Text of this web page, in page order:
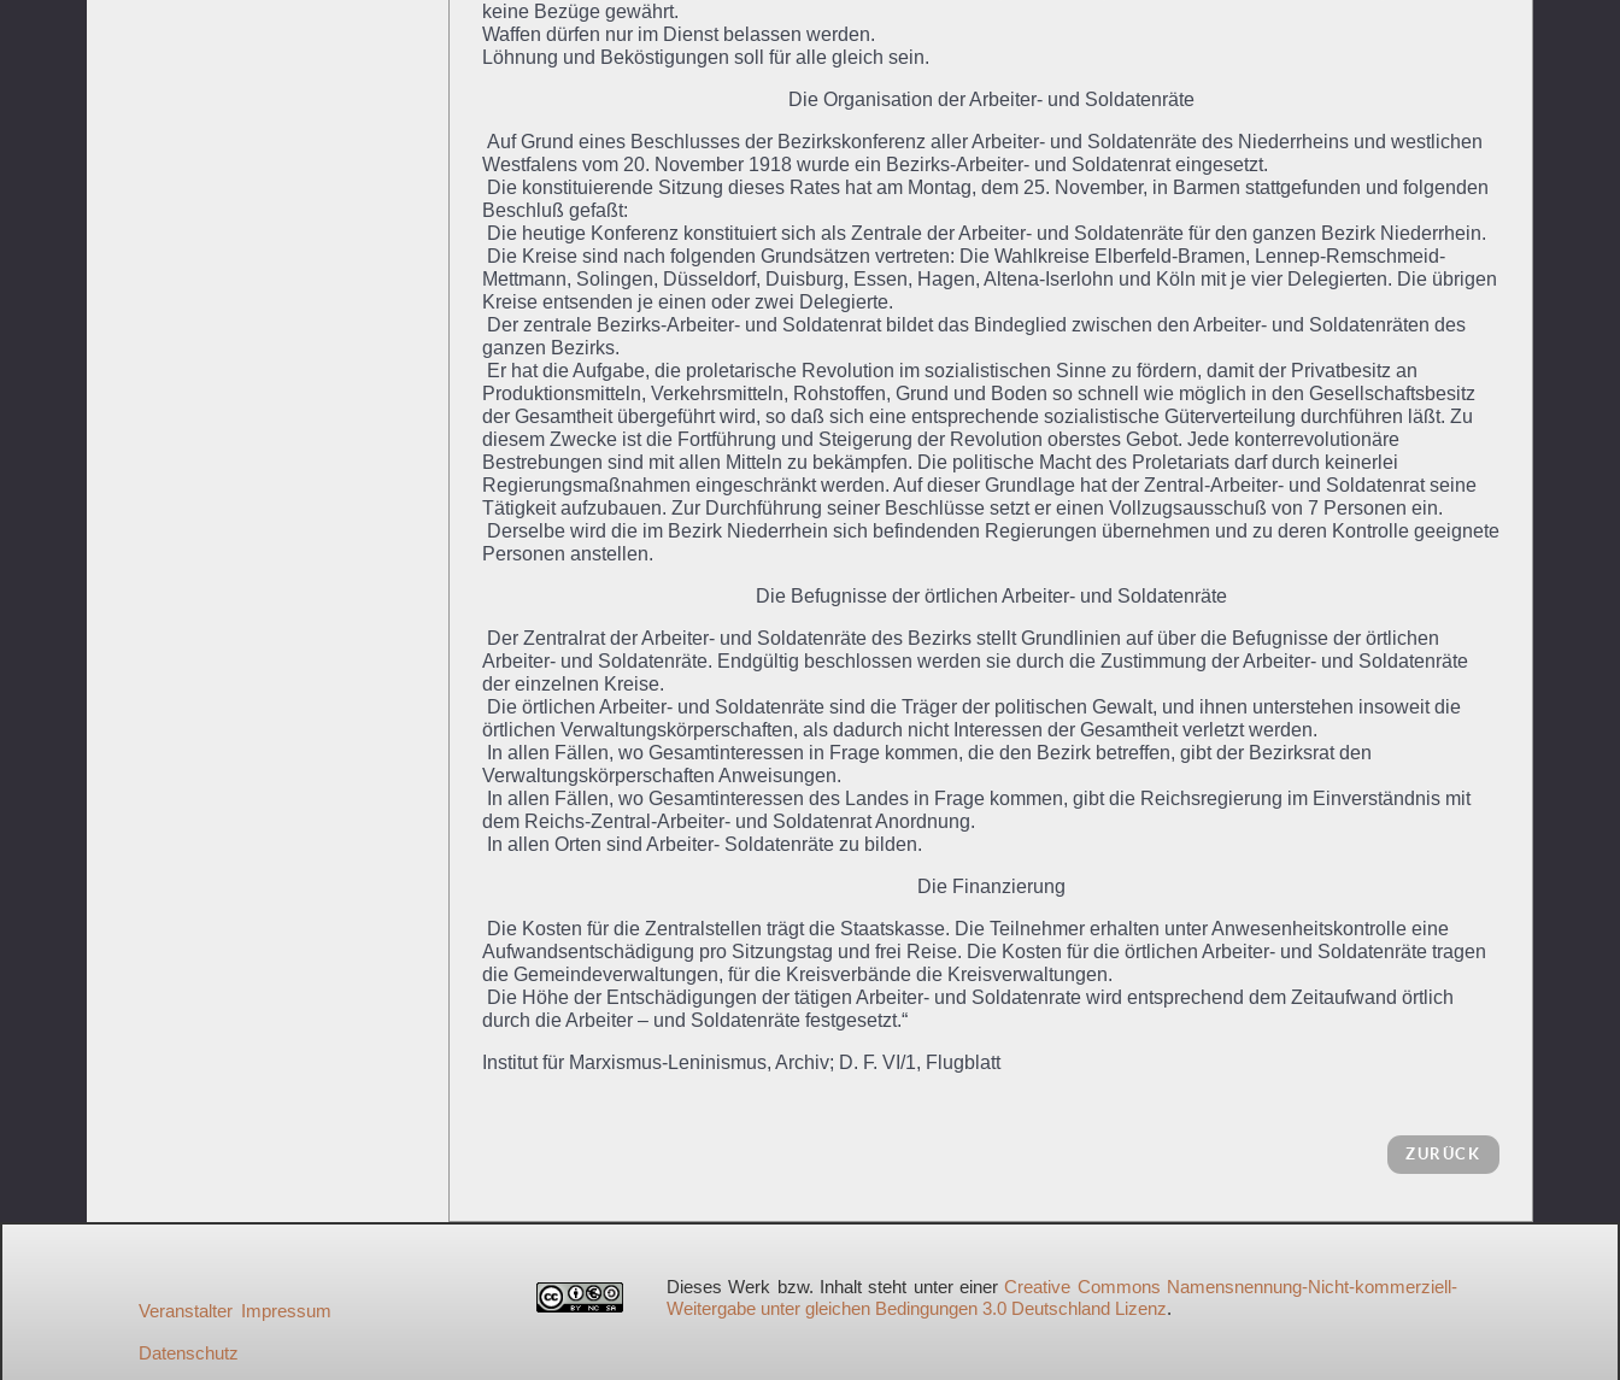
keine Bezüge gewährt.
Waffen dürfen nur im Dienst belassen werden.
Löhnung und Beköstigungen soll für alle gleich sein.
Die Organisation der Arbeiter- und Soldatenräte
Auf Grund eines Beschlusses der Bezirkskonferenz aller Arbeiter- und Soldatenräte des Niederrheins und westlichen
Westfalens vom 20. November 1918 wurde ein Bezirks-Arbeiter- und Soldatenrat eingesetzt.
Die konstituierende Sitzung dieses Rates hat am Montag, dem 25. November, in Barmen stattgefunden und folgenden
Beschluß gefaßt:
Die heutige Konferenz konstituiert sich als Zentrale der Arbeiter- und Soldatenräte für den ganzen Bezirk Niederrhein.
Die Kreise sind nach folgenden Grundsätzen vertreten: Die Wahlkreise Elberfeld-Bramen, Lennep-Remschmeid-
Mettmann, Solingen, Düsseldorf, Duisburg, Essen, Hagen, Altena-Iserlohn und Köln mit je vier Delegierten. Die übrigen
Kreise entsenden je einen oder zwei Delegierte.
Der zentrale Bezirks-Arbeiter- und Soldatenrat bildet das Bindeglied zwischen den Arbeiter- und Soldatenräten des
ganzen Bezirks.
Er hat die Aufgabe, die proletarische Revolution im sozialistischen Sinne zu fördern, damit der Privatbesitz an
Produktionsmitteln, Verkehrsmitteln, Rohstoffen, Grund und Boden so schnell wie möglich in den Gesellschaftsbesitz
der Gesamtheit übergeführt wird, so daß sich eine entsprechende sozialistische Güterverteilung durchführen läßt. Zu
diesem Zwecke ist die Fortführung und Steigerung der Revolution oberstes Gebot. Jede konterrevolutionäre
Bestrebungen sind mit allen Mitteln zu bekämpfen. Die politische Macht des Proletariats darf durch keinerlei
Regierungsmaßnahmen eingeschränkt werden. Auf dieser Grundlage hat der Zentral-Arbeiter- und Soldatenrat seine
Tätigkeit aufzubauen. Zur Durchführung seiner Beschlüsse setzt er einen Vollzugsausschuß von 7 Personen ein.
Derselbe wird die im Bezirk Niederrhein sich befindenden Regierungen übernehmen und zu deren Kontrolle geeignete
Personen anstellen.
Die Befugnisse der örtlichen Arbeiter- und Soldatenräte
Der Zentralrat der Arbeiter- und Soldatenräte des Bezirks stellt Grundlinien auf über die Befugnisse der örtlichen
Arbeiter- und Soldatenräte. Endgültig beschlossen werden sie durch die Zustimmung der Arbeiter- und Soldatenräte
der einzelnen Kreise.
Die örtlichen Arbeiter- und Soldatenräte sind die Träger der politischen Gewalt, und ihnen unterstehen insoweit die
örtlichen Verwaltungskörperschaften, als dadurch nicht Interessen der Gesamtheit verletzt werden.
In allen Fällen, wo Gesamtinteressen in Frage kommen, die den Bezirk betreffen, gibt der Bezirksrat den
Verwaltungskörperschaften Anweisungen.
In allen Fällen, wo Gesamtinteressen des Landes in Frage kommen, gibt die Reichsregierung im Einverständnis mit
dem Reichs-Zentral-Arbeiter- und Soldatenrat Anordnung.
In allen Orten sind Arbeiter- Soldatenräte zu bilden.
Die Finanzierung
Die Kosten für die Zentralstellen trägt die Staatskasse. Die Teilnehmer erhalten unter Anwesenheitskontrolle eine
Aufwandsentschädigung pro Sitzungstag und frei Reise. Die Kosten für die örtlichen Arbeiter- und Soldatenräte tragen
die Gemeindeverwaltungen, für die Kreisverbände die Kreisverwaltungen.
Die Höhe der Entschädigungen der tätigen Arbeiter- und Soldatenrate wird entsprechend dem Zeitaufwand örtlich
durch die Arbeiter – und Soldatenräte festgesetzt.“
Institut für Marxismus-Leninismus, Archiv; D. F. VI/1, Flugblatt
ZURÜCK
Veranstalter Impressum
Datenschutz
Dieses Werk bzw. Inhalt steht unter einerCreative Commons Namensnennung-Nicht-kommerziell-
Weitergabe unter gleichen Bedingungen 3.0 Deutschland Lizenz.